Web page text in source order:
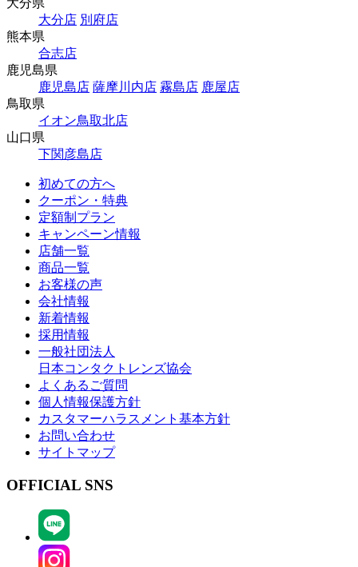
大分県
大分店 別府店
熊本県
合志店
鹿児島県
鹿児島店 薩摩川内店 霧島店 鹿屋店
鳥取県
イオン鳥取北店
山口県
下関彦島店
初めての方へ
クーポン・特典
定額制プラン
キャンペーン情報
店舗一覧
商品一覧
お客様の声
会社情報
新着情報
採用情報
一般社団法人
日本コンタクトレンズ協会
よくあるご質問
個人情報保護方針
カスタマーハラスメント基本方針
お問い合わせ
サイトマップ
OFFICIAL SNS